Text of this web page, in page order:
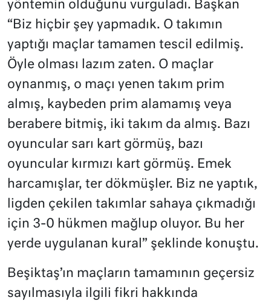
yöntemin olduğunu vurguladı. Başkan
“Biz hiçbir şey yapmadık. O takımın
yaptığı maçlar tamamen tescil edilmiş.
Öyle olması lazım zaten. O maçlar
oynanmış, o maçı yenen takım prim
almış, kaybeden prim alamamış veya
berabere bitmiş, iki takım da almış. Bazı
oyuncular sarı kart görmüş, bazı
oyuncular kırmızı kart görmüş. Emek
harcamışlar, ter dökmüşler. Biz ne yaptık,
ligden çekilen takımlar sahaya çıkmadığı
için 3-0 hükmen mağlup oluyor. Bu her
yerde uygulanan kural” şeklinde konuştu.
Beşiktaş’ın maçların tamamının geçersiz
sayılmasıyla ilgili fikri hakkında